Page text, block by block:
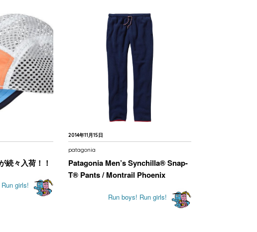
続々入荷！！
girls!
2014年11月15日
patagonia
Patagonia Men’s Synchilla® Snap-
T® Pants / Montrail Phoenix
Run boys! Run girls!